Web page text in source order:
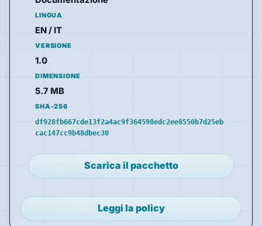
LINGUA
EN / IT
VERSIONE
1.0
DIMENSIONE
5.7 MB
SHA-256
df928fb667cde13f2a4ac9f364598edc2ee8550b7d25eb
cac147cc9b48dbec30
Scarica il pacchetto
Leggi la policy